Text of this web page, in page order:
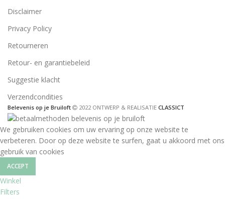
Disclaimer
Privacy Policy
Retourneren
Retour- en garantiebeleid
Suggestie klacht
Verzendcondities
Belevenis op je Bruiloft 2022 ONTWERP & REALISATIE CLASSICT
We gebruiken cookies om uw ervaring op onze website te
verbeteren. Door op deze website te surfen, gaat u akkoord met ons
gebruik van cookies
ACCEPT
Winkel
Filters